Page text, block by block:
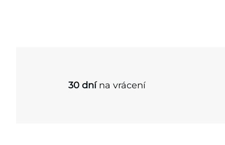
30 dnína vrácení